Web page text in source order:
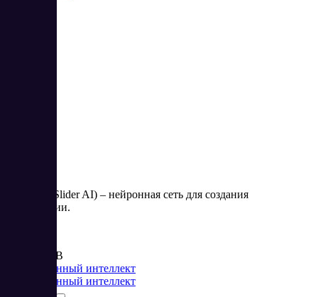
Слайдер (Slider AI) – нейронная сеть для создания
презентации.
от 224 RUB
Искусственный интеллект
Искусственный интеллект